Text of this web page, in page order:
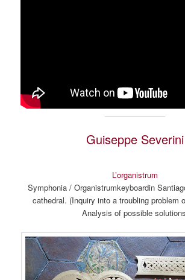
Guiseppe Severini
L’organistrum
Symphonia / Organistrumkeyboardin
cathedral. (Inquiry into a troubling problem
Analysis of possible